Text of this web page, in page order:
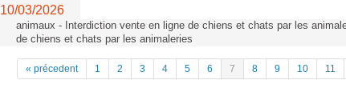
10/03/2026
animaux - Interdiction vente en ligne de chiens et chats par les
de chiens et chats par les animaleries
« précedent 1 2 3 4 5 6 7 8 9 10 11